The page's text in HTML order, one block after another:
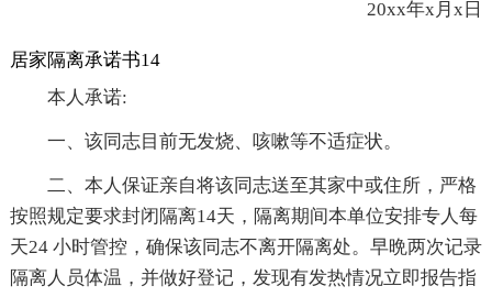
20xx年x月x日
居家隔离承诺书14
本人承诺:
一、该同志目前无发烧、咳嗽等不适症状。
二、本人保证亲自将该同志送至其家中或住所，严格
按照规定要求封闭隔离14天，隔离期间本单位安排专人每
天24 小时管控，确保该同志不离开隔离处。早晩两次记录
隔离人员体温，并做好登记，发现有发热情况立即报告指